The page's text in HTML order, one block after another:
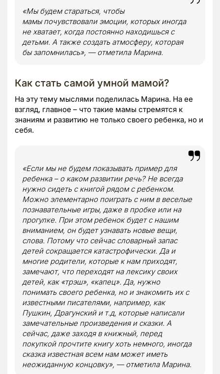
«Мы будем стараться, чтобы
мамы почувствовали эмоции, которых иногда
не хватает, когда постоянно находишься с
детьми. А также создать атмосферу, которая
бы запомнилась», — отметила Марина.
Как стать самой умной мамой?
На эту тему мыслями поделилась Марина. На ее
взгляд, главное – что такие мамы стремятся к
знаниям и развитию не только своего ребенка, но и
себя.
«Если мы не будем показывать пример для
ребенка – о каком развитии речь? Не всегда
нужно сидеть с книгой рядом с ребенком.
Можно элементарно поиграть с ним в веселые
познавательные игры, даже в пробке или на
прогулке. При этом ребенок будет с нашим
вниманием, он будет узнавать новые вещи,
слова. Потому что сейчас словарный запас
детей сокращается катастрофически. Да и
многие родители, которые к нам приходят,
замечают, что переходят на лексику своих
детей, как «трэш», «капец». Да, нужно
понимать своего ребенка, но и знакомить их с
известными писателями, например, как
Пушкин, Драгунский и т.д, которые написали
замечательные произведения и сказки. А
сейчас, даже заходя в книжный, перед
покупкой прочтите книгу хоть немного, иногда
сказка известная всем нам может иметь
неожиданную концовку», — отметила Марина.